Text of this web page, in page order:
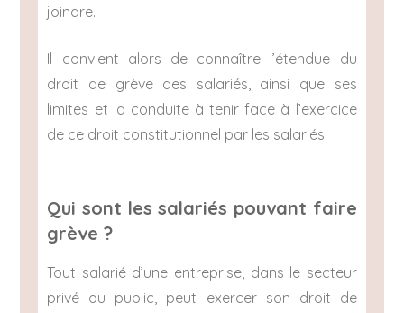
joindre.
Il convient alors de connaître l’étendue du
droit de grève des salariés, ainsi que ses
limites et la conduite à tenir face à l’exercice
de ce droit constitutionnel par les salariés.
Qui sont les salariés pouvant faire
grève ?
Tout salarié d’une entreprise, dans le secteur
privé ou public, peut exercer son droit de